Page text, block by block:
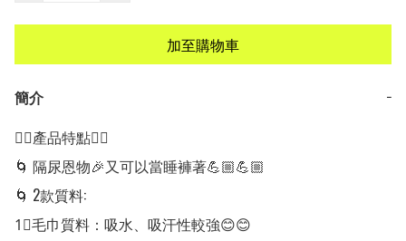
加至購物車
簡介
−
👍🏻產品特點👍🏻
🌀 隔尿恩物🎉又可以當睡褲著💪🏼💪🏼
🌀 2款質料:
1⃣毛巾質料：吸水、吸汗性較強😊😊